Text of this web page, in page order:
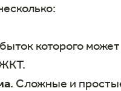
которого
. Сложные и